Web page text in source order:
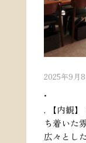
2025年9月
.
. 【内観
ち着いた
広々とし